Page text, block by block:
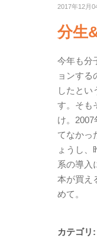
2017年12月
分生
今年も分
ョンする
したとい
す。そも
け。
てなかっ
ょうし
系の導入
本が買え
めて。
カテゴリ: